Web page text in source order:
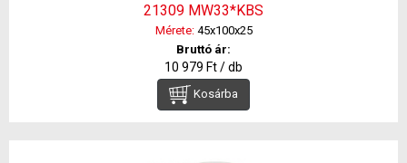
21309 MW33*KBS
Mérete:45x100x25
Bruttó ár:
10 979 Ft / db
Kosárba